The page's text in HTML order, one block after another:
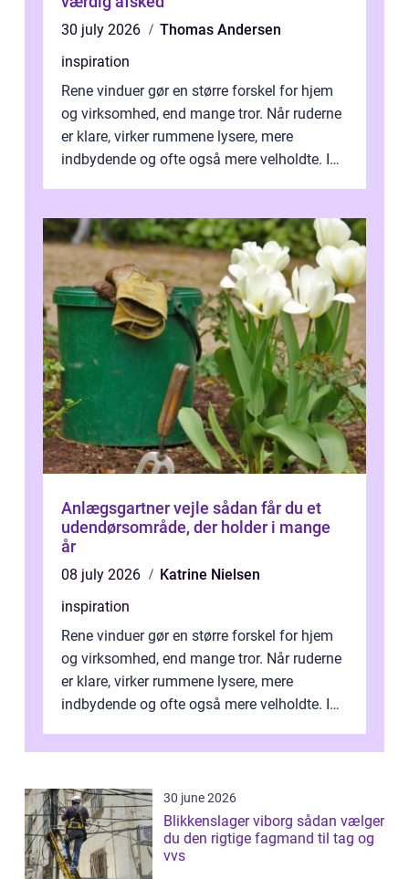
30 july 2026
Thomas Andersen
inspiration
Rene vinduer gør en større forskel for hjem
og virksomhed, end mange tror. Når ruderne
er klare, virker rummene lysere, mere
indbydende og ofte også mere velholdte. I
Anlægsgartner vejle sådan får du et
udendørsområde, der holder i mange
år
08 july 2026
Katrine Nielsen
inspiration
Rene vinduer gør en større forskel for hjem
og virksomhed, end mange tror. Når ruderne
er klare, virker rummene lysere, mere
indbydende og ofte også mere velholdte. I
30 june 2026
Blikkenslager viborg sådan vælger
du den rigtige fagmand til tag og
vvs